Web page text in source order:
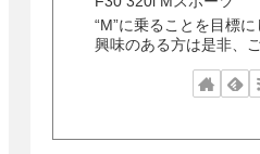
“M”に乗ることを目標に
興味のある方は是非、